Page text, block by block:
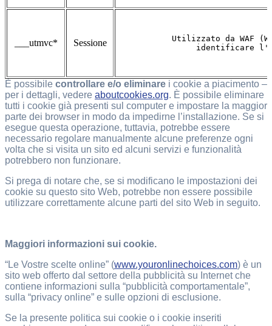
___utmvc* Sessione
Utilizzato da WAF
identificare
È possibile controllare e/o eliminare i cookie a piacimento –
per i dettagli, vedere aboutcookies.org. È possibile eliminare
tutti i cookie già presenti sul computer e impostare la maggior
parte dei browser in modo da impedirne l’installazione. Se si
esegue questa operazione, tuttavia, potrebbe essere
necessario regolare manualmente alcune preferenze ogni
volta che si visita un sito ed alcuni servizi e funzionalità
potrebbero non funzionare.
Si prega di notare che, se si modificano le impostazioni dei
cookie su questo sito Web, potrebbe non essere possibile
utilizzare correttamente alcune parti del sito Web in seguito.
Maggiori informazioni sui cookie.
“Le Vostre scelte online” (www.youronlinechoices.com) è un
sito web offerto dal settore della pubblicità su Internet che
contiene informazioni sulla “pubblicità comportamentale”,
sulla “privacy online” e sulle opzioni di esclusione.
Se la presente politica sui cookie o i cookie inseriti